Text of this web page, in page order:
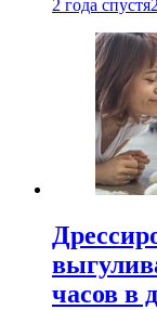
2 года спустя
часов в